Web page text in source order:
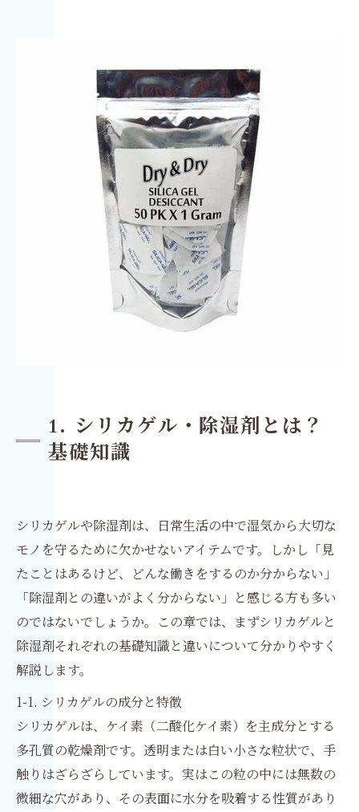
1. シリカゲル・除湿剤とは？
基礎知識
シリカゲルや除湿剤は、日常生活の中で湿気から大切な
モノを守るために欠かせないアイテムです。しかし「見
たことはあるけど、どんな働きをするのか分からない」
「除湿剤との違いがよく分からない」と感じる方も多い
のではないでしょうか。この章では、まずシリカゲルと
除湿剤それぞれの基礎知識と違いについて分かりやすく
解説します。
1-1. シリカゲルの成分と特徴
シリカゲルは、ケイ素（二酸化ケイ素）を主成分とする
多孔質の乾燥剤です。透明または白い小さな粒状で、手
触りはざらざらしています。実はこの粒の中には無数の
微細な穴があり、その表面に水分を吸着する性質があり